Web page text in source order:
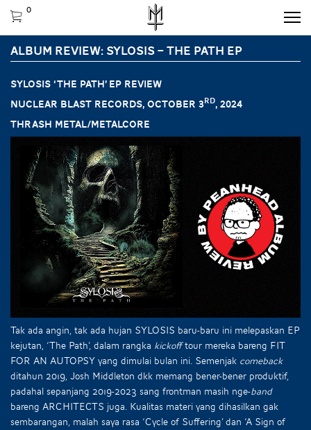
0
ALBUM REVIEW: SYLOSIS – THE PATH EP
SYLOSIS ‘The Path’ EP Review
Nuclear Blast Records, October 3 rd, 2024
Thrash metal/Metalcore
Tak ada angin, tak ada hujan SYLOSIS baru-baru ini melepaskan EP
kejutan, ‘The Path’, dalam rangka kickofftour mereka bareng FIT
FOR AN AUTOPSY yang dimulai bulan ini. Semenjak comeback
ditahun 2019, Josh Middleton dkk memang bener-bener produktif,
padahal sepanjang 2019-2023 sang frontman masih nge-band
bareng ARCHITECTS juga. Kualitas materi yang dihasilkan gak
sembarangan, malah saya rasa ‘Cycle of Suffering’ dan ‘A Sign of